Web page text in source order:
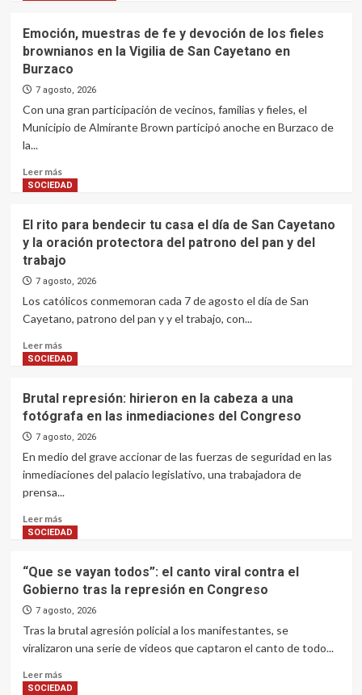
a
poco
para
el
el
Senado
Ley
de
Privada
pero
ni
Manejo
del
Emoción, muestras de fe y devoción de los fieles
brownianos en la Vigilia de San Cayetano en
Burzaco
7 agosto, 2026
Con una gran participación de vecinos, familias y fieles, el
Municipio de Almirante Brown participó anoche en Burzaco de
la...
Leer másRead
more
muestras
de
fe
y
de
los
brownianos
en
Vigilia
de
Cayetano
en
Burzaco
SOCIEDAD
El rito para bendecir tu casa el día de San Cayetano
y la oración protectora del patrono del pan y del
trabajo
7 agosto, 2026
Los católicos conmemoran cada 7 de agosto el día de San
Cayetano, patrono del pan y y el trabajo, con...
Leer másRead
more
rito
para
bendecir
tu
el
día
San
Cayetano
la
oración
del
patrono
del
y
SOCIEDAD
Brutal represión: hirieron en la cabeza a una
fotógrafa en las inmediaciones del Congreso
7 agosto, 2026
En medio del grave accionar de las fuerzas de seguridad en las
inmediaciones del palacio legislativo, una trabajadora de
prensa...
Leer másRead
more
represión:
hirieron
en
a
fotógrafa
SOCIEDAD
“Que se vayan todos”: el canto viral contra el
Gobierno tras la represión en Congreso
7 agosto, 2026
Tras la brutal agresión policial a los manifestantes, se
viralizaron una serie de videos que captaron el canto de todo...
Leer másRead
more
SOCIEDAD